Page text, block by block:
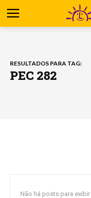
RESULTADOS PARA TAG:
PEC 282
Não há posts para exibir